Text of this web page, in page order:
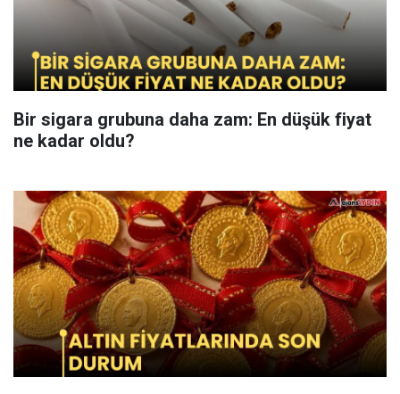
Bir sigara grubuna daha zam: En düşük fiyat
ne kadar oldu?